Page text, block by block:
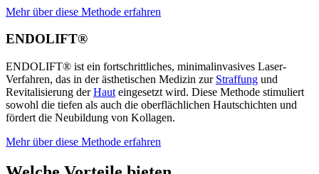
Mehr über diese Methode erfahren
ENDOLIFT®
ENDOLIFT® ist ein fortschrittliches, minimalinvasives Laser-
Verfahren, das in der ästhetischen Medizin zur Straffung und
Revitalisierung derHaut eingesetzt wird. Diese Methode stimuliert
sowohl die tiefen als auch die oberflächlichen Hautschichten und
fördert die Neubildung von Kollagen.
Mehr über diese Methode erfahren